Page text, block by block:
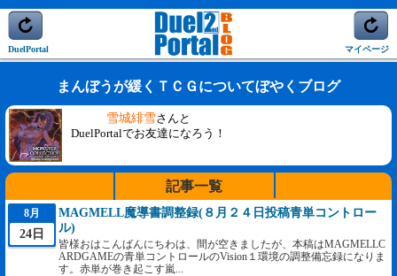
DuelPortal マイページ
まんぼうが緩くＴＣＧについてぼやくブログ
雪城緋雪さんと
DuelPortalでお友達になろう！
記事一覧
8月
24日
MAGMELL魔導書調整録(８月２４日投稿青単コントロー
ル)
皆様おはこんばんにちわは、間が空きましたが、本稿はMAGMELLC
ARDGAMEの青単コントロールのVision１環境の調整備忘録になりま
す。赤単が巻き起こす嵐...